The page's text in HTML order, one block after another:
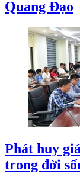
Quang Đạo
Phát huy
trong đời